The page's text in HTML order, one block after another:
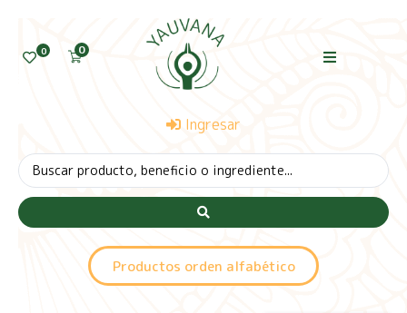
0 0
Ingresar
Productos orden alfabético